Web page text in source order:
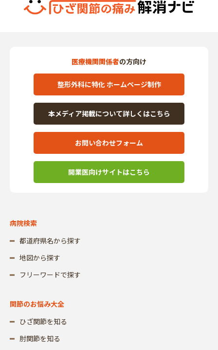
医療機関関係者の方向け
整形外科に特化 ホームページ制作
本メディア掲載について詳しくはこちら
お問い合わせフォーム
開業医向けサイトはこちら
病院検索
都道府県名から探す
地図から探す
フリーワードで探す
関節のお悩み大全
ひざ関節を知る
肘関節を知る